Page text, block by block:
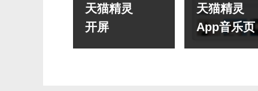
天猫精灵
开屏
天猫精灵
App音乐页